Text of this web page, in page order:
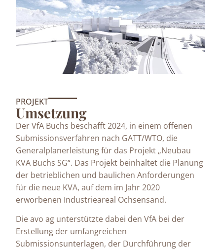
PROJEKT
Umsetzung
Der VfA Buchs beschafft 2024, in einem offenen
Submissionsverfahren nach GATT/WTO, die
Generalplanerleistung für das Projekt „Neubau
KVA Buchs SG“. Das Projekt beinhaltet die Planung
der betrieblichen und baulichen Anforderungen
für die neue KVA, auf dem im Jahr 2020
erworbenen Industrieareal Ochsensand.
Die avo ag unterstützte dabei den VfA bei der
Erstellung der umfangreichen
Submissionsunterlagen, der Durchführung der